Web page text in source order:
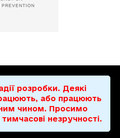
розробки. Деякі
або працюють
чином. Просимо
незручності.